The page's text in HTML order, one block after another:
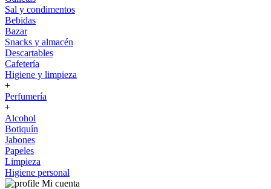
Sal y condimentos
Bebidas
Bazar
Snacks y almacén
Descartables
Cafetería
Higiene y limpieza
+
Perfumería
+
Alcohol
Botiquín
Jabones
Papeles
Limpieza
Higiene personal
Mi cuenta